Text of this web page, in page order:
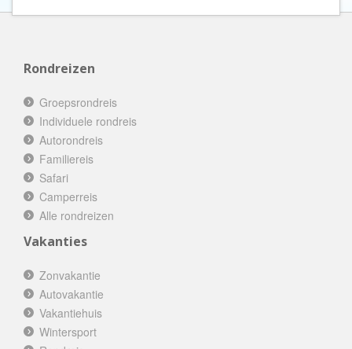
Rondreizen
Groepsrondreis
Individuele rondreis
Autorondreis
Familiereis
Safari
Camperreis
Alle rondreizen
Vakanties
Zonvakantie
Autovakantie
Vakantiehuis
Wintersport